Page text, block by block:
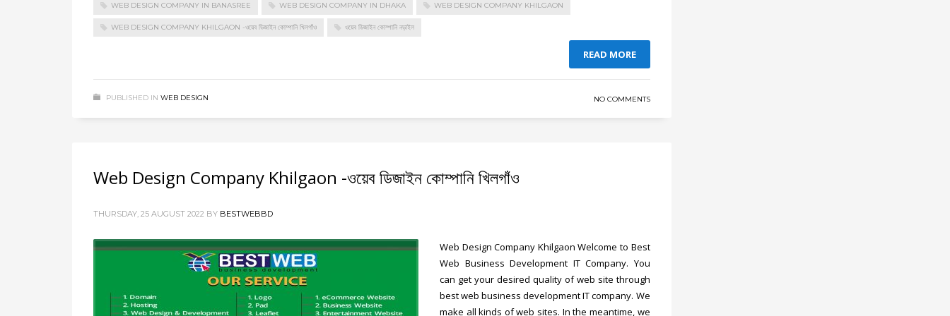
WEB DESIGN COMPANY IN BANASREE WEB DESIGN COMPANY IN DHAKA WEB DESIGN COMPANY KHILGAON
WEB DESIGN COMPANY KHILGAON -ওয়েব ডিজাইন কোম্পানি খিলগাঁও ওয়েব ডিজাইন কোম্পানি নড়াইল
READ MORE
PUBLISHED IN WEB DESIGN NO COMMENTS
Web Design Company Khilgaon -ওয়েব ডিজাইন কোম্পানি খিলগাঁও
THURSDAY, 25 AUGUST 2022 BY BESTWEBBD
Web Design Company Khilgaon Welcome to Best
Web Business Development IT Company. You
can get your desired quality of web site through
best web business development IT company. We
make all kinds of web sites. In the meantime, we